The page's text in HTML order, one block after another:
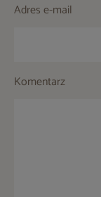
Adres e-mail
Komentarz